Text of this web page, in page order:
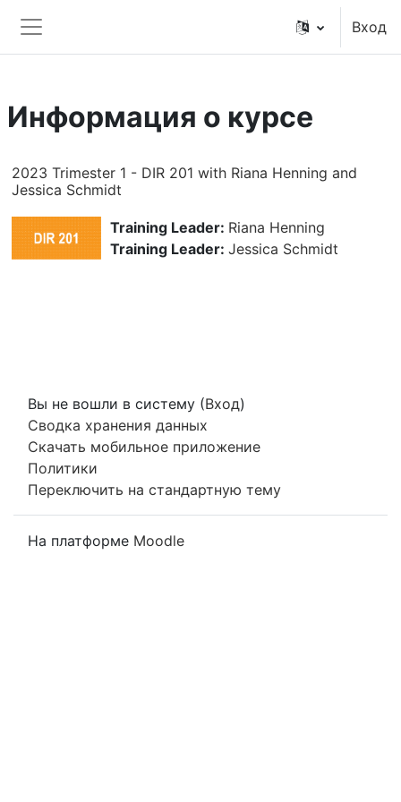
Боковая панель
Вход
Информация о курсе
2023 Trimester 1 - DIR 201 with Riana Henning and
Jessica Schmidt
Training Leader: Riana Henning
Training Leader: Jessica Schmidt
Вы не вошли в систему (Вход)
Сводка хранения данных
Скачать мобильное приложение
Политики
Переключить на стандартную тему
На платформе Moodle